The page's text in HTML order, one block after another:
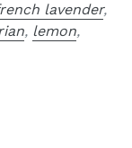
lavender,
, lemon,